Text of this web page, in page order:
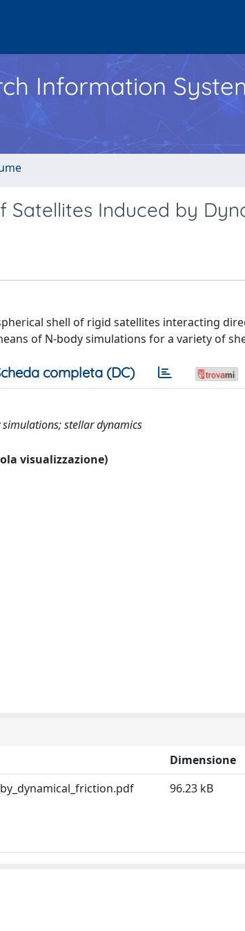
Information
Satellites Induced by
shell of rigid satellites interacting
of N-body simulations for a variety of
completa (DC)
stellar dynamics
visualizzazione)
Dimensione
96.23 kB